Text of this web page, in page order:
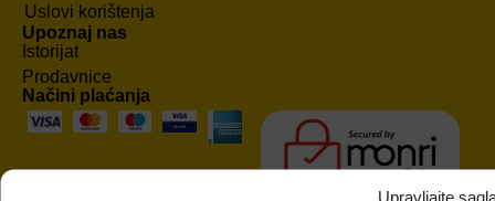
Upravljajte
Uslovi korištenja
Upoznaj nas
Istorijat
Prodavnice
Načini plaćanja